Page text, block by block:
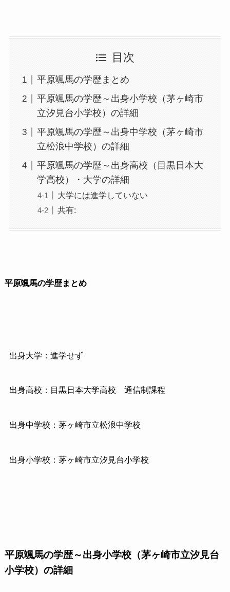
目次
平原颯馬の学歴まとめ
平原颯馬の学歴～出身小学校（茅ヶ崎市
立汐見台小学校）の詳細
平原颯馬の学歴～出身中学校（茅ヶ崎市
立松浪中学校）の詳細
平原颯馬の学歴～出身高校（目黒日本大
学高校）・大学の詳細
大学には進学していない
共有:
平原颯馬の学歴まとめ
出身大学：進学せず
出身高校：目黒日本大学高校 通信制課程
出身中学校：茅ヶ崎市立松浪中学校
出身小学校：茅ヶ崎市立汐見台小学校
平原颯馬の学歴～出身小学校（茅ヶ崎市立汐見台
小学校）の詳細